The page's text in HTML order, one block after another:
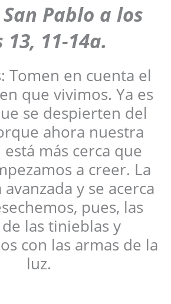
Pablo a los
13, 11-14a.
Tomen en cuenta el
que vivimos. Ya es
se despierten del
ahora nuestra
está más cerca que
a creer. La
y se acerca
pues, las
las tinieblas y
con las armas de la
luz.